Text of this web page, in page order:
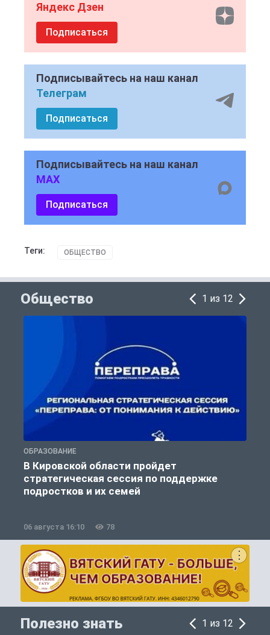
Яндекс Дзен
Подписаться
Подписывайтесь на наш канал
Телеграм
Подписаться
Подписывайтесь на наш канал
MAX
Подписаться
Теги: ОБЩЕСТВО
Общество 1 из 12
ОБРАЗОВАНИЕ
В Кировской области пройдет
стратегическая сессия по поддержке
подростков и их семей
06 августа 16:10 78
Полезно знать 1 из 12